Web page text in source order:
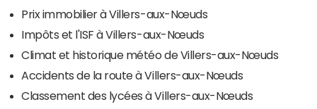
Prix immobilier à Villers-aux-Nœuds
Impôts et l'ISF à Villers-aux-Nœuds
Climat et historique météo de Villers-aux-Nœuds
Accidents de la route à Villers-aux-Nœuds
Classement des lycées à Villers-aux-Nœuds